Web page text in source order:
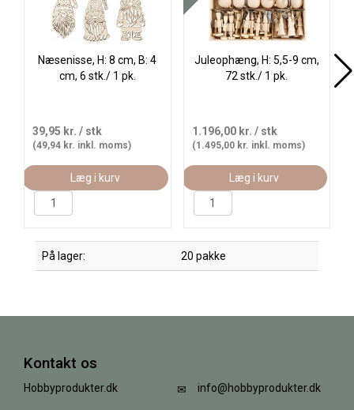
Næsenisse, H: 8 cm, B: 4
cm, 6 stk./ 1 pk.
39,95 kr. / stk
(49,94 kr. inkl. moms)
Læg i kurv
Juleophæng, H: 5,5-9 cm,
72 stk./ 1 pk.
1.196,00 kr. / stk
(1.495,00 kr. inkl. moms)
Læg i kurv
På lager: 20 pakke
Kontakt os
Hobbyprodukter.dk info@hobbyprodukter.dk